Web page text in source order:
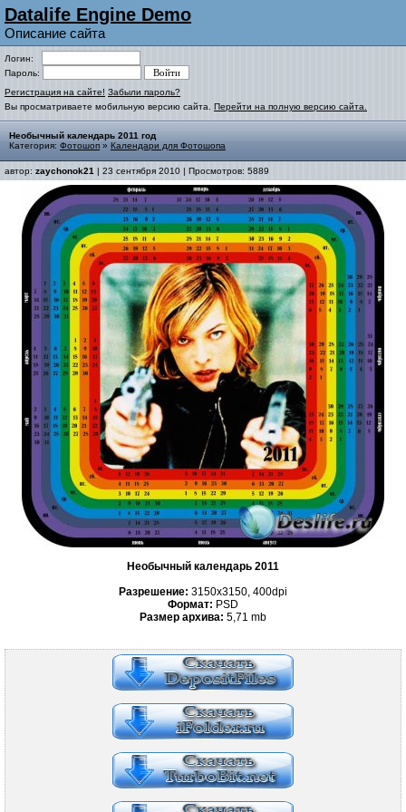
Datalife Engine Demo
Описание сайта
Логин:
Пароль:
Регистрация на сайте! Забыли пароль?
Вы просматриваете мобильную версию сайта. Перейти на полную версию сайта.
Необычный календарь 2011 год
Категория: Фотошоп » Календари для Фотошопа
автор: zaychonok21 | 23 сентября 2010 | Просмотров: 5889
Необычный календарь 2011
Разрешение: 3150х3150, 400dpi
Формат: PSD
Размер архива: 5,71 mb